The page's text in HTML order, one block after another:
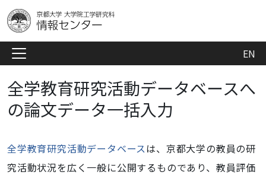
EN
全学教育研究活動データベースへ
の論文データ一括入力
全学教育研究活動データベースは、京都大学の教員の研
究活動状況を広く一般に公開するものであり、教員評価